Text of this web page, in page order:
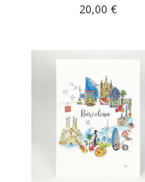
20,00 €